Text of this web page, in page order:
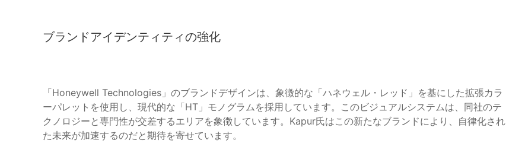
ブランドアイデンティティの強化
「Honeywell Technologies」のブランドデザインは、象徴的な「ハネウェル・レッド」を基にした拡張カラ
ーパレットを使用し、現代的な「HT」モノグラムを採用しています。このビジュアルシステムは、同社のテ
クノロジーと専門性が交差するエリアを象徴しています。Kapur氏はこの新たなブランドにより、自律化され
た未来が加速するのだと期待を寄せています。